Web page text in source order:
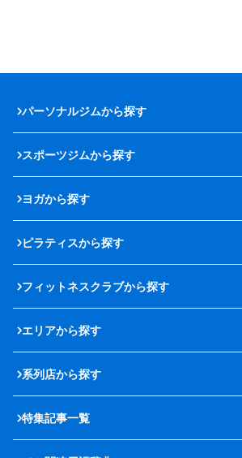
パーソナルジムから探す
スポーツジムから探す
ヨガから探す
ピラティスから探す
フィットネスクラブから探す
エリアから探す
系列店から探す
特集記事一覧